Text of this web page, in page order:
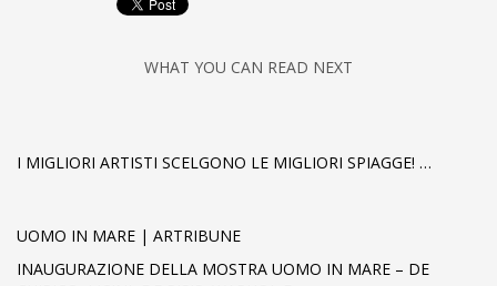
WHAT YOU CAN READ NEXT
I MIGLIORI ARTISTI SCELGONO LE MIGLIORI SPIAGGE! …
UOMO IN MARE | ARTRIBUNE
INAUGURAZIONE DELLA MOSTRA UOMO IN MARE – DE